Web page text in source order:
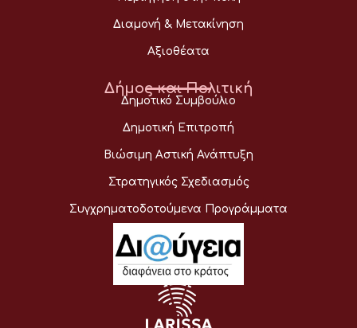
Διαμονή & Μετακίνηση
Αξιοθέατα
Δήμος και Πολιτική
Δημοτικό Συμβούλιο
Δημοτική Επιτροπή
Βιώσιμη Αστική Ανάπτυξη
Στρατηγικός Σχεδιασμός
Συγχρηματοδοτούμενα Προγράμματα